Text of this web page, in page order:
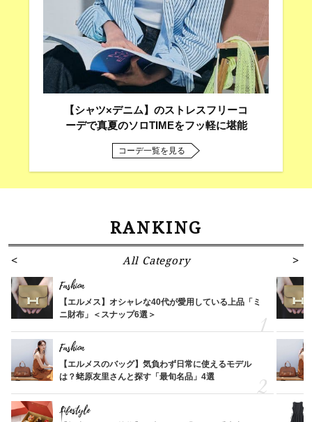
【シャツ×デニム】のストレスフリーコ
ーデで真夏のソロTIMEをフッ軽に堪能
コーデ一覧を見る
RANKING
All Category
Fashion
【エルメス】オシャレな40代が愛用している上品「ミ
ニ財布」＜スナップ6選＞
Fashion
【エルメスのバッグ】気負わず日常に使えるモデル
は？蛯原友里さんと探す「最旬名品」4選
Lifestyle